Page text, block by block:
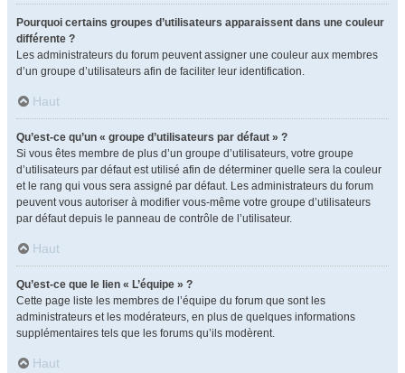
Pourquoi certains groupes d’utilisateurs apparaissent dans une couleur
différente ?
Les administrateurs du forum peuvent assigner une couleur aux membres
d’un groupe d’utilisateurs afin de faciliter leur identification.
Haut
Qu’est-ce qu’un « groupe d’utilisateurs par défaut » ?
Si vous êtes membre de plus d’un groupe d’utilisateurs, votre groupe
d’utilisateurs par défaut est utilisé afin de déterminer quelle sera la couleur
et le rang qui vous sera assigné par défaut. Les administrateurs du forum
peuvent vous autoriser à modifier vous-même votre groupe d’utilisateurs
par défaut depuis le panneau de contrôle de l’utilisateur.
Haut
Qu’est-ce que le lien « L’équipe » ?
Cette page liste les membres de l’équipe du forum que sont les
administrateurs et les modérateurs, en plus de quelques informations
supplémentaires tels que les forums qu’ils modèrent.
Haut